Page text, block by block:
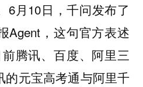
6月10日，千问发布了
Agent，这句官方表述
腾讯、百度、阿里三
的元宝高考通与阿里千